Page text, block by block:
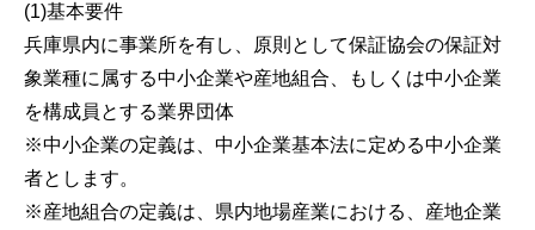
(1)基本要件
兵庫県内に事業所を有し、原則として保証協会の保証対
象業種に属する中小企業や産地組合、もしくは中小企業
を構成員とする業界団体
※中小企業の定義は、中小企業基本法に定める中小企業
者とします。
※産地組合の定義は、県内地場産業における、産地企業